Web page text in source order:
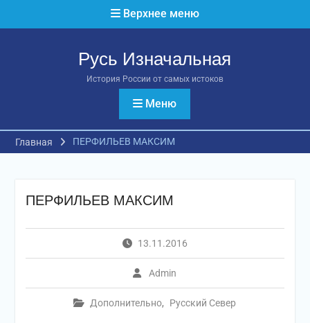
Верхнее меню
Русь Изначальная
История России от самых истоков
Меню
Главная ПЕРФИЛЬЕВ МАКСИМ
ПЕРФИЛЬЕВ МАКСИМ
13.11.2016
Admin
Дополнительно, Русский Север